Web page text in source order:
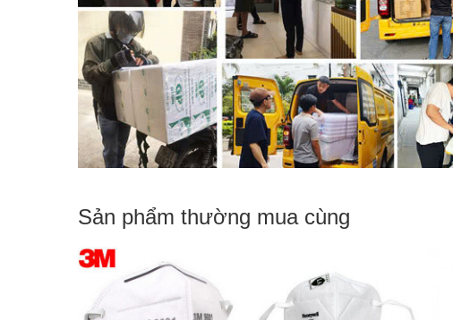
Sản phẩm thường mua cùng